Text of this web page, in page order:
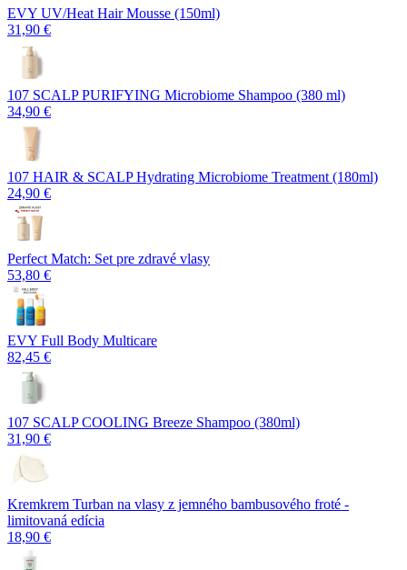
EVY UV/Heat Hair Mousse (150ml)
31,90 €
107 SCALP PURIFYING Microbiome Shampoo (380 ml)
34,90 €
107 HAIR & SCALP Hydrating Microbiome Treatment (180ml)
24,90 €
Perfect Match: Set pre zdravé vlasy
53,80 €
EVY Full Body Multicare
82,45 €
107 SCALP COOLING Breeze Shampoo (380ml)
31,90 €
Kremkrem Turban na vlasy z jemného bambusového froté -
limitovaná edícia
18,90 €